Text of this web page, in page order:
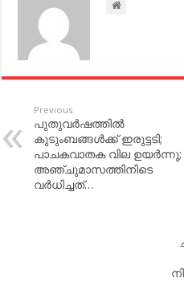
Previous
പുതുവര്‍ഷത്തില്‍
കുടുംബങ്ങള്‍ക്ക് ഇരുട്ടടി;
പാചകവാതക വില ഉയര്‍ന്നു;
അഞ്ചുമാസത്തിനിടെ
വര്‍ധിച്ചത്…